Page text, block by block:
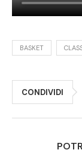
BASKET
CONDIVIDI